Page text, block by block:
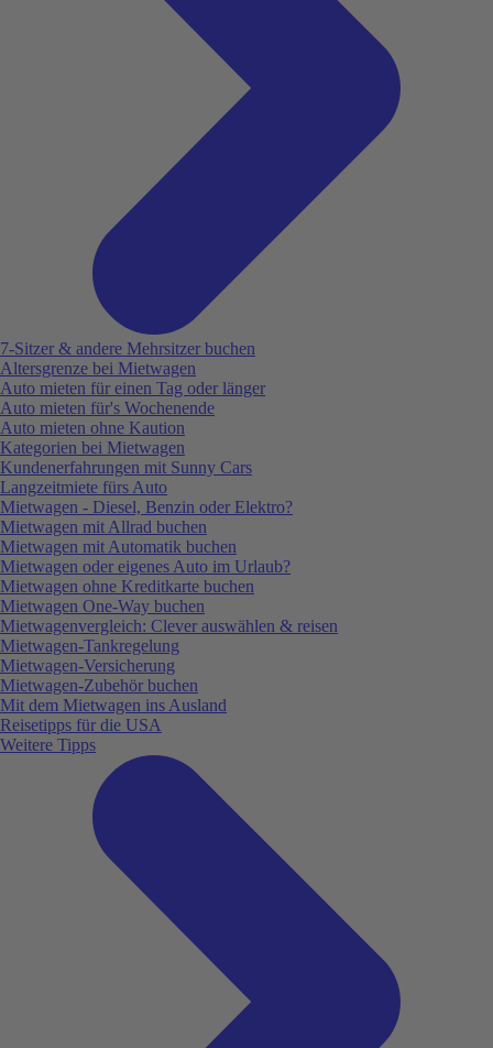
7-Sitzer & andere Mehrsitzer buchen
Altersgrenze bei Mietwagen
Auto mieten für einen Tag oder länger
Auto mieten für's Wochenende
Auto mieten ohne Kaution
Kategorien bei Mietwagen
Kundenerfahrungen mit Sunny Cars
Langzeitmiete fürs Auto
Mietwagen - Diesel, Benzin oder Elektro?
Mietwagen mit Allrad buchen
Mietwagen mit Automatik buchen
Mietwagen oder eigenes Auto im Urlaub?
Mietwagen ohne Kreditkarte buchen
Mietwagen One-Way buchen
Mietwagenvergleich: Clever auswählen & reisen
Mietwagen-Tankregelung
Mietwagen-Versicherung
Mietwagen-Zubehör buchen
Mit dem Mietwagen ins Ausland
Reisetipps für die USA
Weitere Tipps